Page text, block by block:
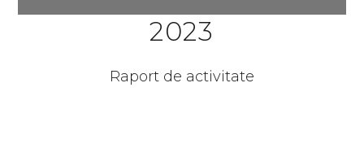
2023
Raport de activitate